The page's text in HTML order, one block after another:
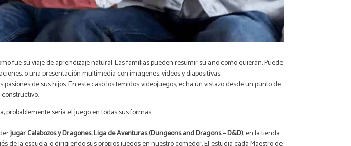
fue su viaje de aprendizaje natural. Las familias pueden resumir su año como quieran. Puede
o una presentación multimedia con imágenes, videos y diapositivas.
de sus hijos. En este caso los temidos videojuegos, echa un vistazo desde un punto de
probablemente sería el juego en todas sus formas.
jugar Calabozos y Dragones: Liga de Aventuras (Dungeons and Dragons – D&D); en la tienda